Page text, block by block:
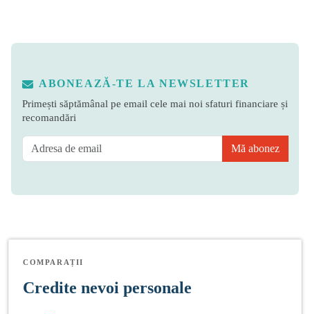
ABONEAZĂ-TE LA NEWSLETTER
Primești săptămânal pe email cele mai noi sfaturi financiare și
recomandări
Mă abonez
COMPARAȚII
Credite nevoi personale